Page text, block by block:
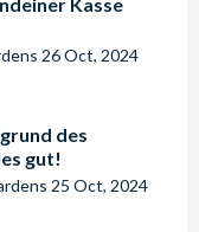
26 Oct, 2024
des
gut!
25 Oct, 2024